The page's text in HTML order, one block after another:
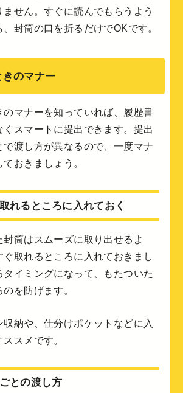
ません。すぐに読んでもらうよう
封筒の口を折るだけでOKです。
のマナー
のマナーを知っていれば、履歴書
くスマートに提出できます。提出
で渡し方が異なるので、一度マナ
おきましょう。
れるところに入れておく
封筒はスムーズに取り出せるよ
ぐ取れるところに入れておきまし
タイミングになって、もたついた
を防げます。
収納や、仕分けポケットなどに入
スメです。
との渡し方